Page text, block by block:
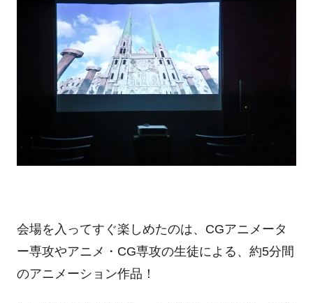
会場を入ってすぐ楽しめたのは、CGアニメータ
ー専攻やアニメ・CG専攻の生徒による、約5分間
のアニメーション作品！